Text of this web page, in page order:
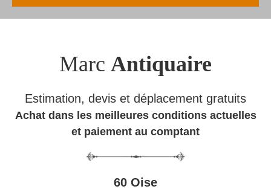
Marc Antiquaire
Estimation, devis et déplacement gratuits
Achat dans les meilleures conditions actuelles
et paiement au comptant
60 Oise